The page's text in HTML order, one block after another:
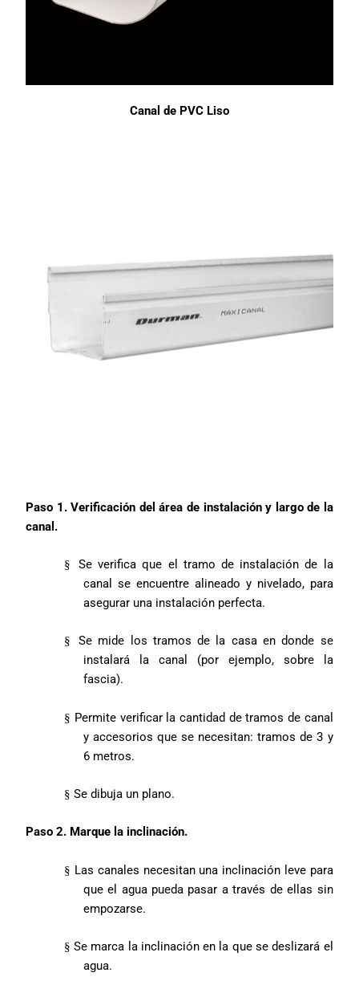
Canal de PVC Liso
Paso 1. Verificación del área de instalación y largo de la
canal.
§
Se verifica que el tramo de instalación de la
canal se encuentre alineado y nivelado, para
asegurar una instalación perfecta.
§
Se mide los tramos de la casa en donde se
instalará la canal (por ejemplo, sobre la
fascia).
§ Permite verificar la cantidad de tramos de canal
y accesorios que se necesitan: tramos de 3 y
6 metros.
§ Se dibuja un plano.
Paso 2. Marque la inclinación.
§ Las canales necesitan una inclinación leve para
que el agua pueda pasar a través de ellas sin
empozarse.
§ Se marca la inclinación en la que se deslizará el
agua.